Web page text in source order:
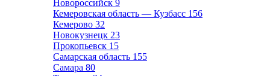
Новороссийск 9
Кемеровская область — Кузбасс 156
Кемерово 32
Новокузнецк 23
Прокопьевск 15
Самарская область 155
Самара 80